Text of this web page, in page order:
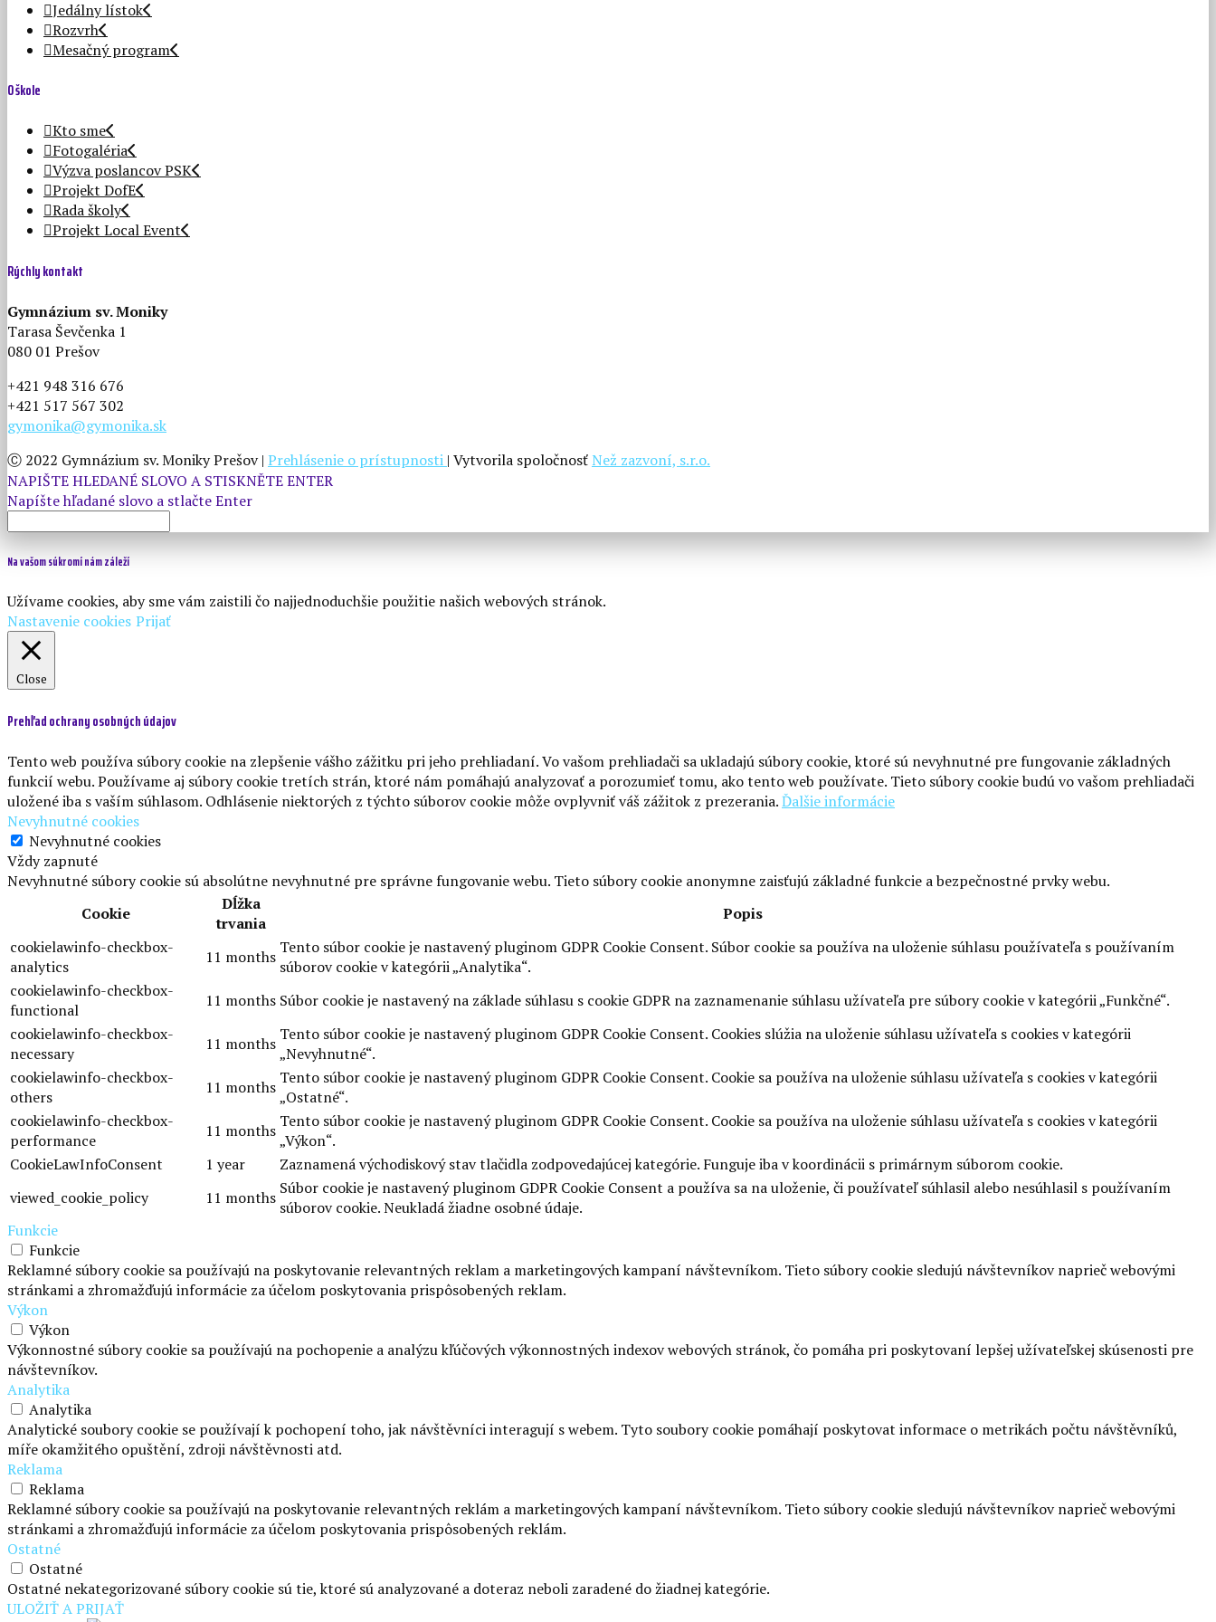
Jedálny lístok
Rozvrh
Mesačný program
O škole
Kto sme
Fotogaléria
Výzva poslancov PSK
Projekt DofE
Rada školy
Projekt Local Event
Rýchly kontakt
Gymnázium sv. Moniky
Tarasa Ševčenka 1
080 01 Prešov
+421 948 316 676
+421 517 567 302
gymonika@gymonika.sk
Ⓒ 2022 Gymnázium sv. Moniky Prešov | Prehlásenie o prístupnosti | Vytvorila spoločnosťNež zazvoní, s.r.o.
NAPIŠTE HLEDANÉ SLOVO A STISKNĚTE ENTER
Na vašom súkromí nám záleží
Užívame cookies, aby sme vám zaistili čo najjednoduchšie použitie našich webových stránok.
Nastavenie cookies Prijať
Close
Prehľad ochrany osobných údajov
Tento web používa súbory cookie na zlepšenie vášho zážitku pri jeho prehliadaní. Vo vašom prehliadači sa ukladajú súbory cookie, ktoré sú nevyhnutné pre fungovanie základných
funkcií webu. Používame aj súbory cookie tretích strán, ktoré nám pomáhajú analyzovať a porozumieť tomu, ako tento web používate. Tieto súbory cookie budú vo vašom prehliadači
uložené iba s vaším súhlasom. Odhlásenie niektorých z týchto súborov cookie môže ovplyvniť váš zážitok z prezerania.Ďalšie informácie
Nevyhnutné cookies
Nevyhnutné cookies
Vždy zapnuté
Nevyhnutné súbory cookie sú absolútne nevyhnutné pre správne fungovanie webu. Tieto súbory cookie anonymne zaisťujú základné funkcie a bezpečnostné prvky webu.
Cookie
Dĺžka
trvania
Popis
cookielawinfo-checkbox-
analytics
11 months Tento súbor cookie je nastavený pluginom GDPR Cookie Consent. Súbor cookie sa používa na uloženie súhlasu používateľa s používaním
súborov cookie v kategórii „Analytika“.
cookielawinfo-checkbox-
functional
11 months Súbor cookie je nastavený na základe súhlasu s cookie GDPR na zaznamenanie súhlasu užívateľa pre súbory cookie v kategórii „Funkčné“.
cookielawinfo-checkbox-
necessary
11 months Tento súbor cookie je nastavený pluginom GDPR Cookie Consent. Cookies slúžia na uloženie súhlasu užívateľa s cookies v kategórii
„Nevyhnutné“.
cookielawinfo-checkbox-
others
11 months Tento súbor cookie je nastavený pluginom GDPR Cookie Consent. Cookie sa používa na uloženie súhlasu užívateľa s cookies v kategórii
„Ostatné“.
cookielawinfo-checkbox-
performance
11 months Tento súbor cookie je nastavený pluginom GDPR Cookie Consent. Cookie sa používa na uloženie súhlasu užívateľa s cookies v kategórii
„Výkon“.
CookieLawInfoConsent
1 year
Zaznamená východiskový stav tlačidla zodpovedajúcej kategórie. Funguje iba v koordinácii s primárnym súborom cookie.
viewed_cookie_policy
11 months Súbor cookie je nastavený pluginom GDPR Cookie Consent a používa sa na uloženie, či používateľ súhlasil alebo nesúhlasil s používaním
súborov cookie. Neukladá žiadne osobné údaje.
Funkcie
Funkcie
Reklamné súbory cookie sa používajú na poskytovanie relevantných reklam a marketingových kampaní návštevníkom. Tieto súbory cookie sledujú návštevníkov naprieč webovými
stránkami a zhromažďujú informácie za účelom poskytovania prispôsobených reklam.
Výkon
Výkon
Výkonnostné súbory cookie sa používajú na pochopenie a analýzu kľúčových výkonnostných indexov webových stránok, čo pomáha pri poskytovaní lepšej užívateľskej skúsenosti pre
návštevníkov.
Analytika
Analytika
Analytické soubory cookie se používají k pochopení toho, jak návštěvníci interagují s webem. Tyto soubory cookie pomáhají poskytovat informace o metrikách počtu návštěvníků,
míře okamžitého opuštění, zdroji návštěvnosti atd.
Reklama
Reklama
Reklamné súbory cookie sa používajú na poskytovanie relevantných reklám a marketingových kampaní návštevníkom. Tieto súbory cookie sledujú návštevníkov naprieč webovými
stránkami a zhromažďujú informácie za účelom poskytovania prispôsobených reklám.
Ostatné
Ostatné
Ostatné nekategorizované súbory cookie sú tie, ktoré sú analyzované a doteraz neboli zaradené do žiadnej kategórie.
ULOŽIŤ A PRIJAŤ